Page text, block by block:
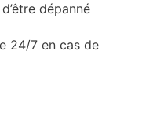
dépanné
24/7 en cas de